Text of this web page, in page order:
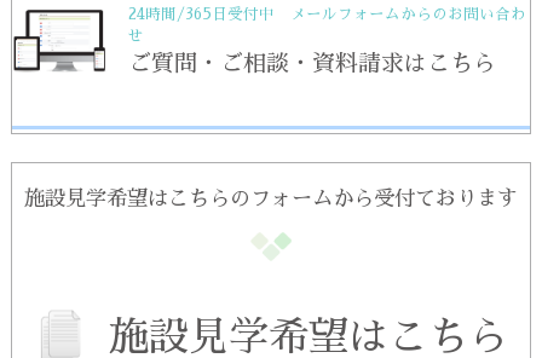
24時間/365日受付中 メールフォームからのお問い合わ
せ
ご質問・ご相談・資料請求はこちら
施設見学希望はこちらのフォームから受付ております
施設見学希望はこちら